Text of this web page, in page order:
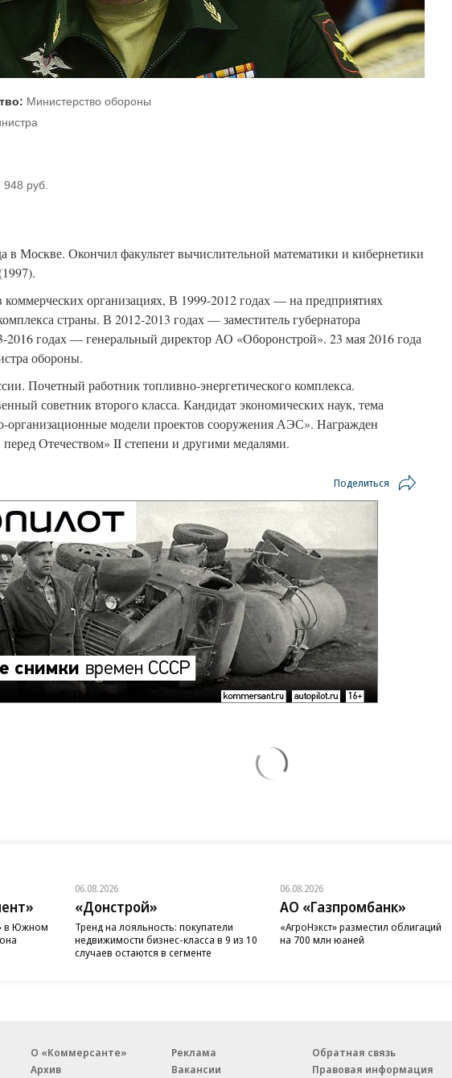
Министерство обороны
руб.
в Москве. Окончил факультет вычислительной математики и кибернетики
коммерческих организациях, В 1999-2012 годах — на предприятиях
страны. В 2012-2013 годах — заместитель губернатора
2016 годах — генеральный директор АО «Оборонстрой». 23 мая 2016 года
обороны.
Почетный работник топливно-энергетического комплекса.
советник второго класса. Кандидат экономических наук, тема
модели проектов сооружения АЭС». Награжден
перед Отечеством» II степени и другими медалями.
Поделиться
в Южном
06.08.2026
«Донстрой»
Тренд на лояльность: покупатели
недвижимости бизнес-класса в 9 из 10
случаев остаются в сегменте
06.08.2026
АО «Газпромбанк»
«АгроНэкст» разместил облигаций
на 700 млн юаней
О «Коммерсанте»
Архив
Реклама
Вакансии
Обратная связь
Правовая информация